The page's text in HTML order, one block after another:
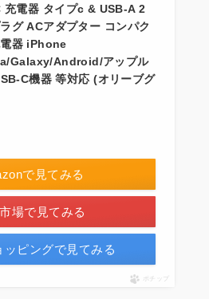
電器 タイプc & USB-A 2
グ ACアダプター コンパク
電器 iPhone
Galaxy/Android/アップル
C機器 等対応 (オリーブグ
で見てみる
場で見てみる
ッピングで見てみる
ポチップ